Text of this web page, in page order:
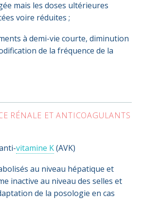
mais les doses ultérieures
voire réduites ;
à demi-vie courte, diminution
de la fréquence de la
RÉNALE ET ANTICOAGULANTS
vitamine K(AVK)
au niveau hépatique et
inactive au niveau des selles et
de la posologie en cas